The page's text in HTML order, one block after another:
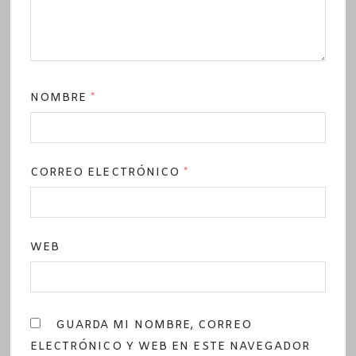
NOMBRE*
CORREO ELECTRÓNICO*
WEB
GUARDA MI NOMBRE, CORREO
ELECTRÓNICO Y WEB EN ESTE NAVEGADOR